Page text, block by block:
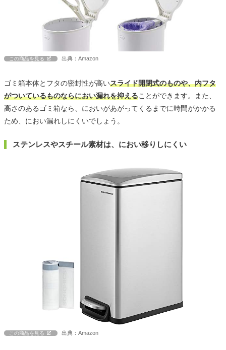
この商品を見る 出典：Amazon
ゴミ箱本体とフタの密封性が高いスライド開閉式のものや、内フタ
がついているものならにおい漏れを抑えることができます。また、
高さのあるゴミ箱なら、においがあがってくるまでに時間がかかる
ため、におい漏れしにくいでしょう。
ステンレスやスチール素材は、におい移りしにくい
この商品を見る 出典：Amazon